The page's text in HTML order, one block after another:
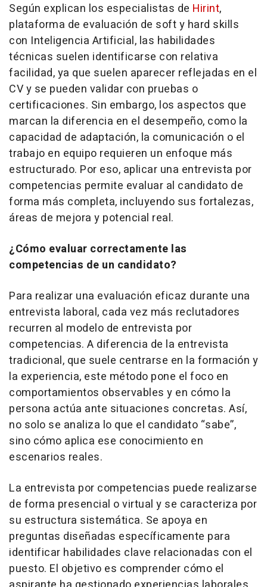
Según explican los especialistas de Hirint,
plataforma de evaluación de softy hard skills
con Inteligencia Artificial, las habilidades
técnicas suelen identificarse con relativa
facilidad, ya que suelen aparecer reflejadas en el
CV y se pueden validar con pruebas o
certificaciones. Sin embargo, los aspectos que
marcan la diferencia en el desempeño, como la
capacidad de adaptación, la comunicación o el
trabajo en equipo requieren un enfoque más
estructurado. Por eso, aplicar una entrevista por
competencias permite evaluar al candidato de
forma más completa, incluyendo sus fortalezas,
áreas de mejora y potencial real.
¿Cómo evaluar correctamente las
competencias de un candidato?
Para realizar una evaluación eficaz durante una
entrevista laboral, cada vez más reclutadores
recurren al modelo de entrevista por
competencias. A diferencia de la entrevista
tradicional, que suele centrarse en la formación y
la experiencia, este método pone el foco en
comportamientos observables y en cómo la
persona actúa ante situaciones concretas. Así,
no solo se analiza lo que el candidato “sabe”,
sino cómo aplica ese conocimiento en
escenarios reales.
La entrevista por competencias puede realizarse
de forma presencial o virtual y se caracteriza por
su estructura sistemática. Se apoya en
preguntas diseñadas específicamente para
identificar habilidades clave relacionadas con el
puesto. El objetivo es comprender cómo el